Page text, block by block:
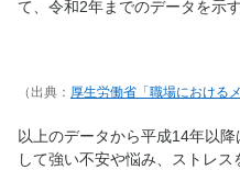
て、令和2年までのデータを示
（出典： 厚生労働省「職場における
以上のデータから平成14年以
して強い不安や悩み、ストレ